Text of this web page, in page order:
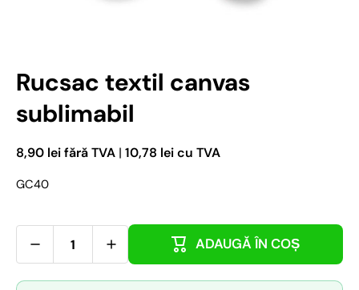
Rucsac textil canvas
sublimabil
8,90 lei fără TVA | 10,78 lei cu TVA
GC40
ADAUGĂ ÎN COȘ